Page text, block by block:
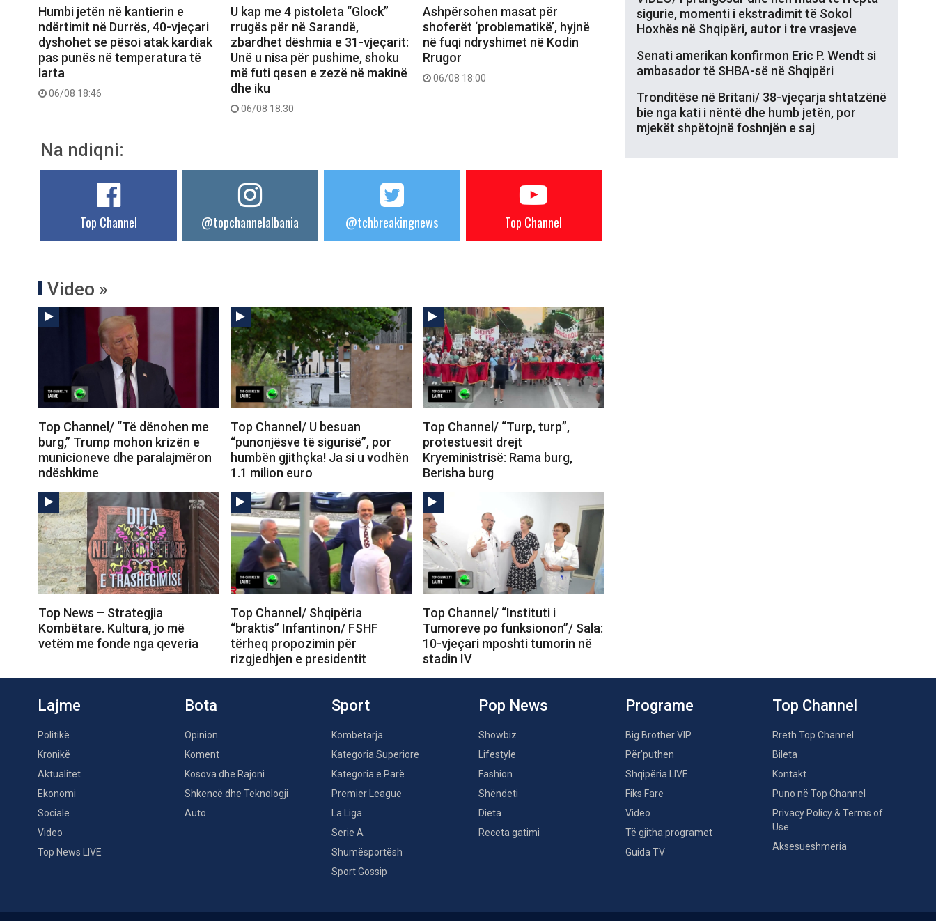
Humbi jetën në kantierin e
ndërtimit në Durrës, 40-vjeçari
dyshohet se pësoi atak kardiak
pas punës në temperatura të
larta
06/08 18:46
U kap me 4 pistoleta “Glock”
rrugës për në Sarandë,
zbardhet dëshmia e 31-vjeçarit:
Unë u nisa për pushime, shoku
më futi qesen e zezë në makinë
dhe iku
06/08 18:30
Ashpërsohen masat për
shoferët ‘problematikë’, hyjnë
në fuqi ndryshimet në Kodin
Rrugor
06/08 18:00
Na ndiqni:
Top Channel @topchannelalbania @tchbreakingnews Top Channel
Video »
Top Channel/ “Të dënohen me
burg,” Trump mohon krizën e
municioneve dhe paralajmëron
ndëshkime
Top Channel/ U besuan
“punonjësve të sigurisë”, por
humbën gjithçka! Ja si u vodhën
1.1 milion euro
Top Channel/ “Turp, turp”,
protestuesit drejt
Kryeministrisë: Rama burg,
Berisha burg
Top News – Strategjia
Kombëtare. Kultura, jo më
vetëm me fonde nga qeveria
Top Channel/ Shqipëria
“braktis” Infantinon/ FSHF
tërheq propozimin për
rizgjedhjen e presidentit
Top Channel/ “Instituti i
Tumoreve po funksionon”/ Sala:
10-vjeçari mposhti tumorin në
stadin IV
sigurie, momenti i ekstradimit të Sokol
Hoxhës në Shqipëri, autor i tre vrasjeve
Senati amerikan konfirmon Eric P. Wendt si
ambasador të SHBA-së në Shqipëri
Tronditëse në Britani/ 38-vjeçarja shtatzënë
bie nga kati i nëntë dhe humb jetën, por
mjekët shpëtojnë foshnjën e saj
Lajme
Politikë
Kronikë
Aktualitet
Ekonomi
Sociale
Video
Top News LIVE
Bota
Opinion
Koment
Kosova dhe Rajoni
Shkencë dhe Teknologji
Auto
Sport
Kombëtarja
Kategoria Superiore
Kategoria e Parë
Premier League
La Liga
Serie A
Shumësportësh
Sport Gossip
Pop News
Showbiz
Lifestyle
Fashion
Shëndeti
Dieta
Receta gatimi
Programe
Big Brother VIP
Për’puthen
Shqipëria LIVE
Fiks Fare
Video
Të gjitha programet
Guida TV
Top Channel
Rreth Top Channel
Bileta
Kontakt
Puno në Top Channel
Privacy Policy & Terms of
Use
Aksesueshmëria